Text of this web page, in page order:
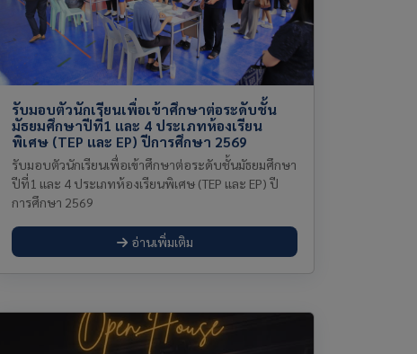
รับมอบตัวนักเรียนเพื่อเข้าศึกษาต่อระดับชั้น
มัธยมศึกษาปีที่1 และ 4 ประเภทห้องเรียน
พิเศษ (TEP และ EP) ปีการศึกษา 2569
รับมอบตัวนักเรียนเพื่อเข้าศึกษาต่อระดับชั้นมัธยมศึกษา
ปีที่1 และ 4 ประเภทห้องเรียนพิเศษ (TEP และ EP) ปี
การศึกษา 2569
อ่านเพิ่มเติม